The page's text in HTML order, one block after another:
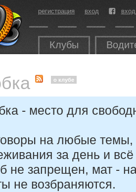
регистрация вход
Клубы
о клубе
- место для
на любые
за день и
не запрещен, мат -
не возбраняются.